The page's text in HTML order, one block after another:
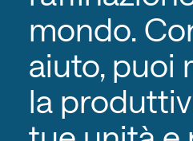
mondo.
aiuto, puoi
la